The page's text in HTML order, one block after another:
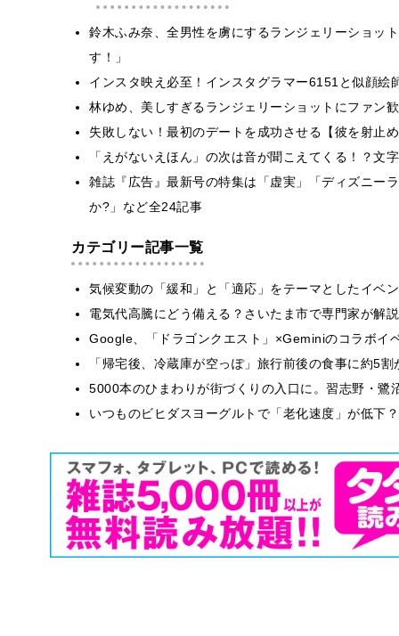
鈴木ふみ奈、全男性を虜にするランジェリーショッ
す！」
インスタ映え必至！インスタグラマー6151と似顔
林ゆめ、美しすぎるランジェリーショットにファン
失敗しない！最初のデートを成功させる【彼を射止
「えがないえほん」の次は音が聞こえてくる！？文
雑誌『広告』最新号の特集は「虚実」「ディズニー
か?」など全24記事
カテゴリー記事一覧
気候変動の「緩和」と「適応」をテーマとしたイベ
電気代高騰にどう備える？さいたま市で専門家が解
Google、「ドラゴンクエスト」×Geminiのコラボイ
「帰宅後、冷蔵庫が空っぽ」旅行前後の食事に約5
5000本のひまわりが街づくりの入口に。習志野・
いつものビヒダスヨーグルトで「老化速度」が低